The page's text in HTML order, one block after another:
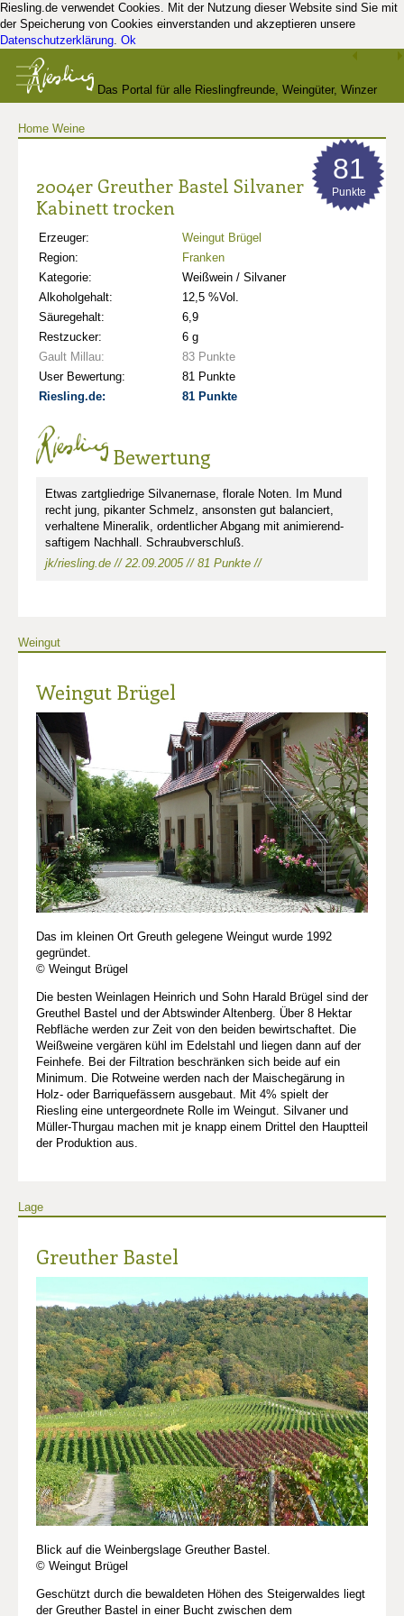
Riesling.de verwendet Cookies. Mit der Nutzung dieser Website sind Sie mit
der Speicherung von Cookies einverstanden und akzeptieren unsere
Datenschutzerklärung. Ok
Das Portal für alle Rieslingfreunde, Weingüter, Winzer
Home Weine
2004er Greuther Bastel Silvaner
Kabinett trocken
Erzeuger:
Weingut Brügel
Region:
Franken
Kategorie:
Weißwein / Silvaner
Alkoholgehalt:
12,5 %Vol.
Säuregehalt:
6,9
Restzucker:
6 g
Gault Millau:
83 Punkte
User Bewertung:
81 Punkte
Riesling.de:
81 Punkte
81
Punkte
Bewertung
Etwas zartgliedrige Silvanernase, florale Noten. Im Mund
recht jung, pikanter Schmelz, ansonsten gut balanciert,
verhaltene Mineralik, ordentlicher Abgang mit animierend-
saftigem Nachhall. Schraubverschluß.
jk/riesling.de // 22.09.2005 // 81 Punkte //
Weingut
Weingut Brügel
Das im kleinen Ort Greuth gelegene Weingut wurde 1992
gegründet.
© Weingut Brügel
Die besten Weinlagen Heinrich und Sohn Harald Brügel sind der
Greuthel Bastel und der Abtswinder Altenberg. Über 8 Hektar
Rebfläche werden zur Zeit von den beiden bewirtschaftet. Die
Weißweine vergären kühl im Edelstahl und liegen dann auf der
Feinhefe. Bei der Filtration beschränken sich beide auf ein
Minimum. Die Rotweine werden nach der Maischegärung in
Holz- oder Barriquefässern ausgebaut. Mit 4% spielt der
Riesling eine untergeordnete Rolle im Weingut. Silvaner und
Müller-Thurgau machen mit je knapp einem Drittel den Hauptteil
der Produktion aus.
Lage
Greuther Bastel
Blick auf die Weinbergslage Greuther Bastel.
© Weingut Brügel
Geschützt durch die bewaldeten Höhen des Steigerwaldes liegt
der Greuther Bastel in einer Bucht zwischen dem